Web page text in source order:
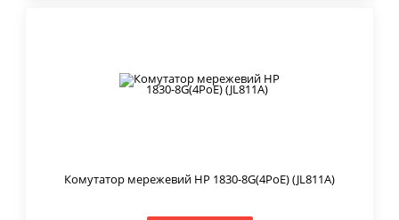
Комутатор мережевий HP 1830-8G(4PoE) (JL811A)